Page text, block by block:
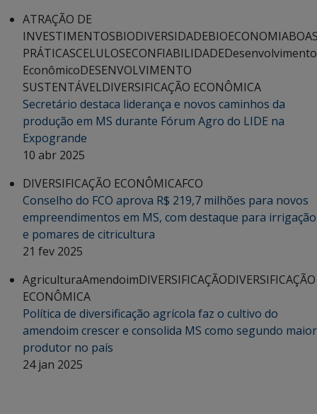
ATRAÇÃO DE
INVESTIMENTOSBIODIVERSIDADEBIOECONOMIA
PRÁTICASCELULOSECONFIABILIDADEDesenvolvimento
EconômicoDESENVOLVIMENTO
SUSTENTÁVELDIVERSIFICAÇÃO ECONÔMICA
Secretário destaca liderança e novos caminhos da
produção em MS durante Fórum Agro do LIDE na
Expogrande
10 abr 2025
DIVERSIFICAÇÃO ECONÔMICAFCO
Conselho do FCO aprova R$ 219,7 milhões para novos
empreendimentos em MS, com destaque para irrigação
e pomares de citricultura
21 fev 2025
AgriculturaAmendoimDIVERSIFICAÇÃODIVERSIFICAÇÃO
ECONÔMICA
Política de diversificação agrícola faz o cultivo do
amendoim crescer e consolida MS como segundo maior
produtor no país
24 jan 2025